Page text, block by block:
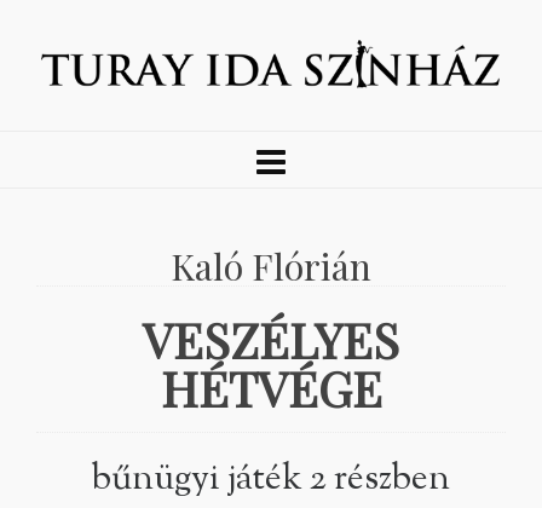
Kaló Flórián
VESZÉLYES
HÉTVÉGE
bűnügyi játék 2 részben